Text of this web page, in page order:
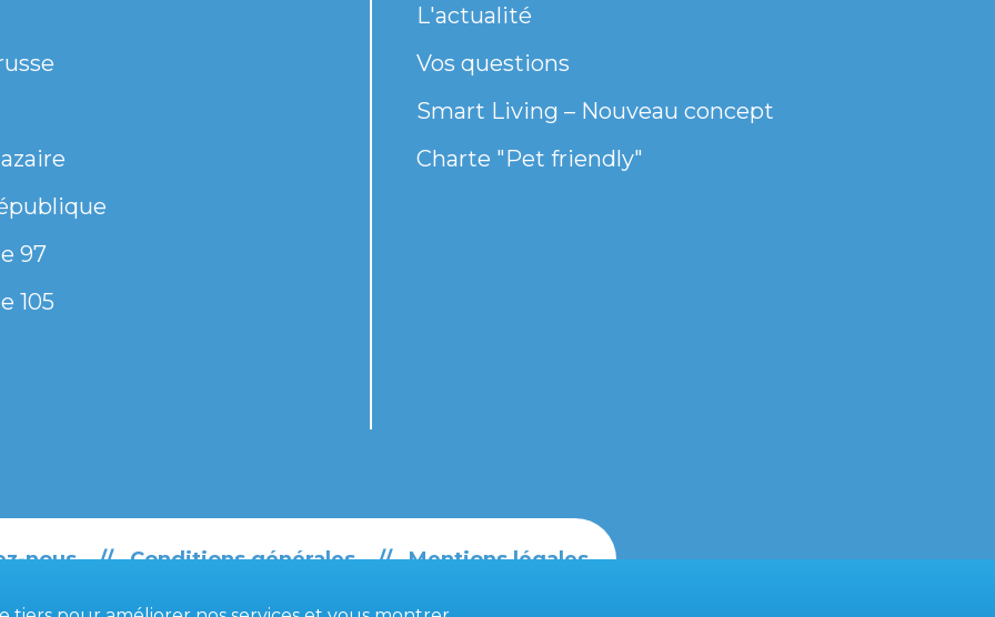
97
105
L'actualité
Vos questions
Smart Living – Nouveau concept
Charte "Pet friendly"
nous Conditions générales Mentions légales